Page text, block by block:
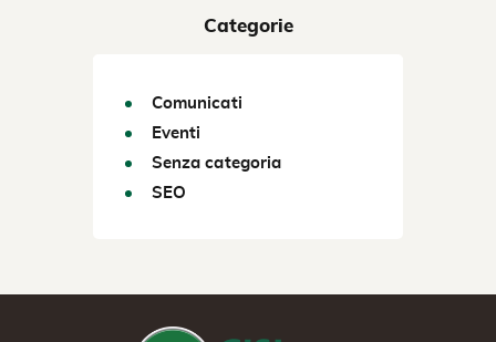
Categorie
Comunicati
Eventi
Senza categoria
SEO